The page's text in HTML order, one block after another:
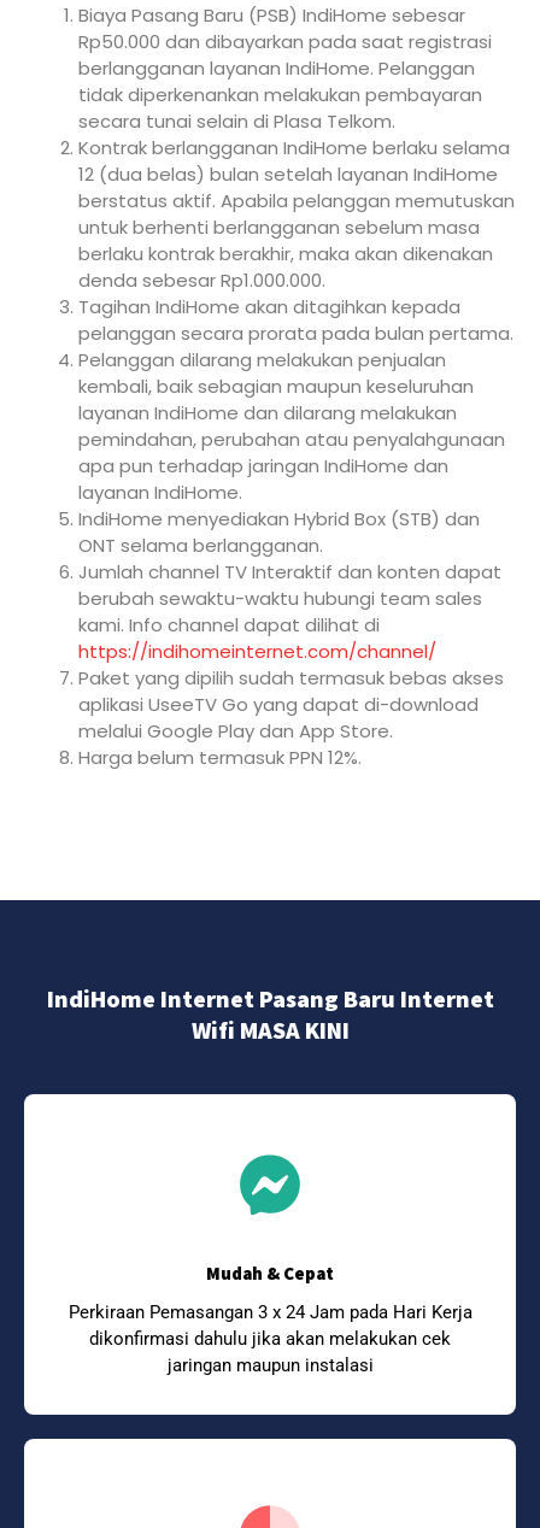
Biaya Pasang Baru (PSB) IndiHome sebesar
Rp50.000 dan dibayarkan pada saat registrasi
berlangganan layanan IndiHome. Pelanggan
tidak diperkenankan melakukan pembayaran
secara tunai selain di Plasa Telkom.
Kontrak berlangganan IndiHome berlaku selama
12 (dua belas) bulan setelah layanan IndiHome
berstatus aktif. Apabila pelanggan memutuskan
untuk berhenti berlangganan sebelum masa
berlaku kontrak berakhir, maka akan dikenakan
denda sebesar Rp1.000.000.
Tagihan IndiHome akan ditagihkan kepada
pelanggan secara prorata pada bulan pertama.
Pelanggan dilarang melakukan penjualan
kembali, baik sebagian maupun keseluruhan
layanan IndiHome dan dilarang melakukan
pemindahan, perubahan atau penyalahgunaan
apa pun terhadap jaringan IndiHome dan
layanan IndiHome.
IndiHome menyediakan Hybrid Box (STB) dan
ONT selama berlangganan.
Jumlah channel TV Interaktif dan konten dapat
berubah sewaktu-waktu hubungi team sales
kami. Info channel dapat dilihat di
https://indihomeinternet.com/channel/
Paket yang dipilih sudah termasuk bebas akses
aplikasi UseeTV Go yang dapat di-download
melalui Google Play dan App Store.
Harga belum termasuk PPN 12%.
IndiHome Internet Pasang Baru Internet
Wifi MASA KINI
Mudah & Cepat
Perkiraan Pemasangan 3 x 24 Jam pada Hari Kerja
dikonfirmasi dahulu jika akan melakukan cek
jaringan maupun instalasi